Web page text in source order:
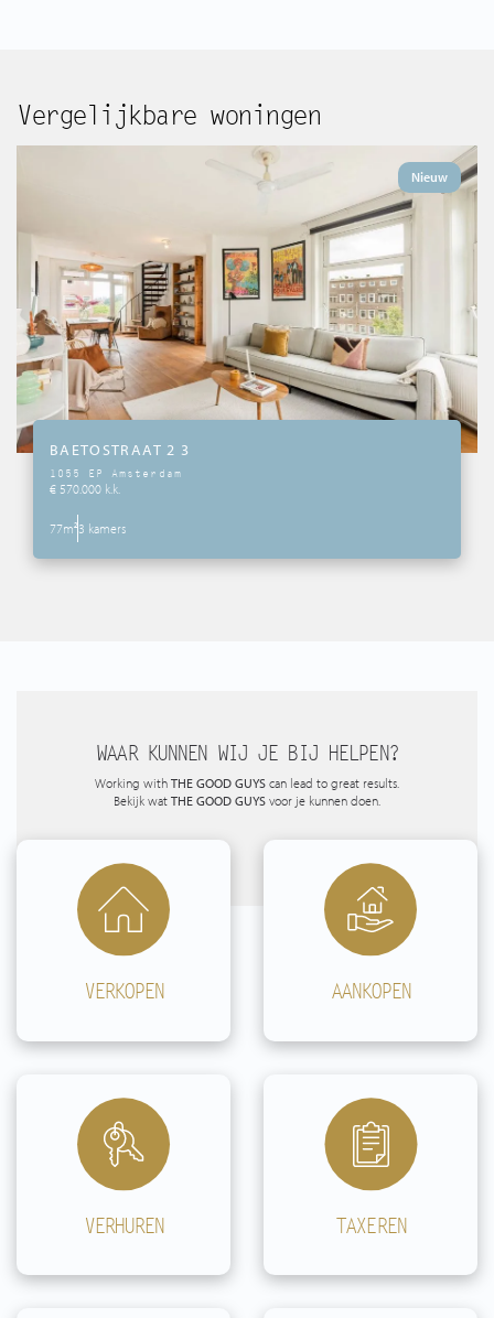
Vergelijkbare woningen
Nieuw
BAETOSTRAAT 2 3
1055 EP Amsterdam
€ 570.000 k.k.
77m²3 kamers
WAAR KUNNEN WIJ JE BIJ HELPEN?
Working with THE GOOD GUYS can lead to great results.
Bekijk wat THE GOOD GUYS voor je kunnen doen.
VERKOPEN AANKOPEN
VERHUREN TAXEREN